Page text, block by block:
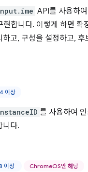
API를 사용하
현합니다. 이렇게 하면 확
하고, 구성을 설정하고, 후
이상
를 사용하여
니다.
이상 ChromeOS만 해당